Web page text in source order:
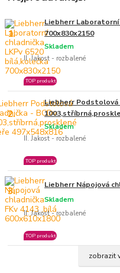
1.
Liebherr Laboratorní
700x830x2150
II. Jakost - rozbalené
Skladem
TOP produkt
2.
Liebherr Podstolová
II. Jakost - rozbalené
Skladem
TOP produkt
3. Liebherr Nápojová
II. Jakost - rozbalené
Skladem
TOP produkt
zobrazit